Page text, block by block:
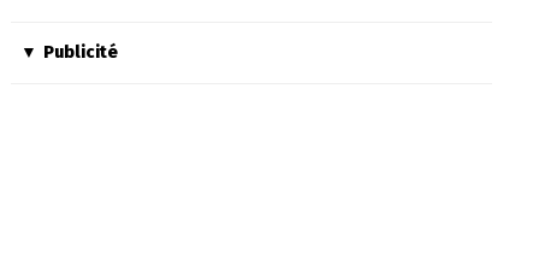
Publicité